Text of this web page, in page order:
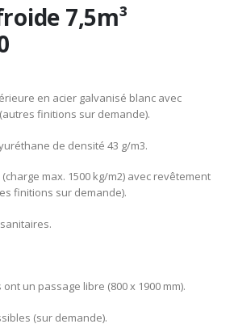
7,5m³
en acier galvanisé blanc avec
finitions sur demande).
de densité 43 g/m3.
max. 1500 kg/m2) avec revêtement
finitions sur demande).
un passage libre (800 x 1900 mm).
(sur demande).